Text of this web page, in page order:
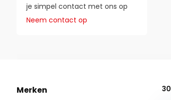
je simpel contact met ons op
Neem contact op
Merken 30